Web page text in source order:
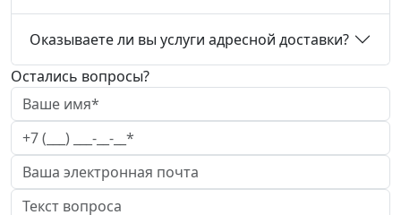
Оказываете ли вы услуги адресной доставки?
Остались вопросы?